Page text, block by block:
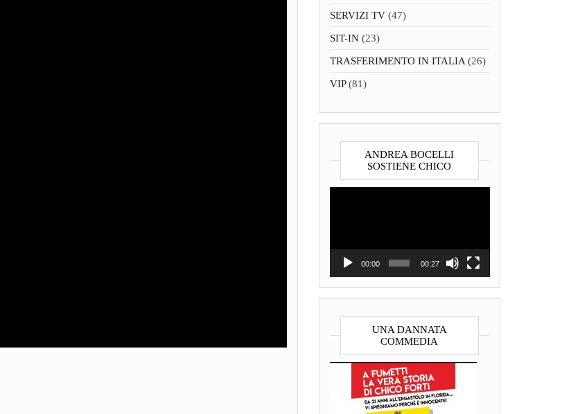
SERVIZI TV(47)
SIT-IN(23)
TRASFERIMENTO IN ITALIA(26)
VIP(81)
ANDREA BOCELLI
SOSTIENE CHICO
00:00 00:27
UNA DANNATA
COMMEDIA